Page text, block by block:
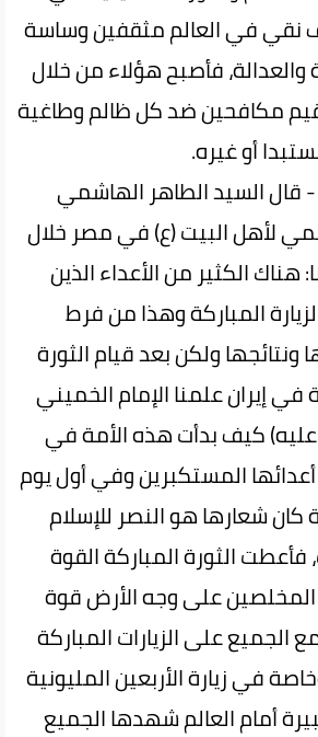
في العالم مثقفين وساسة
والعدالة، فأصبح هؤلاء من خلال
مكافحين ضد كل ظالم وطاغية
أو غيره.
- قال السيد الطاهر الهاشمي
لأهل البيت (ع) في مصر خلال
هناك الكثير من الأعداء الذين
المباركة وهذا من فرط
ولكن بعد قيام الثورة
في إيران علمنا الإمام الخميني
عليه) كيف بدأت هذه الأمة في
أعدائها المستكبرين وفي أول يوم
كان شعارها هو النصر للإسلام
الثورة المباركة القوة
على وجه الأرض قوة
الجميع على الزيارات المباركة
في زيارة الأربعين المليونية
أمام العالم شهدها الجميع